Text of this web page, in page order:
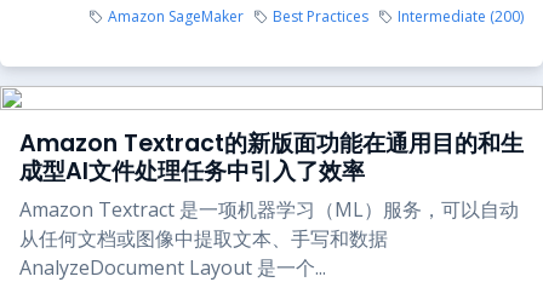
Amazon SageMaker Best Practices Intermediate (200)
Amazon Textract的新版面功能在通用目的和生
成型AI文件处理任务中引入了效率
Amazon Textract 是一项机器学习（ML）服务，可以自动
从任何文档或图像中提取文本、手写和数据
AnalyzeDocument Layout 是一个...